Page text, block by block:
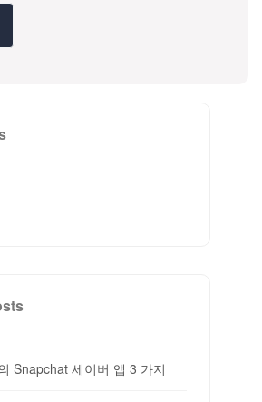
Snapchat 세이버 앱 3 가지